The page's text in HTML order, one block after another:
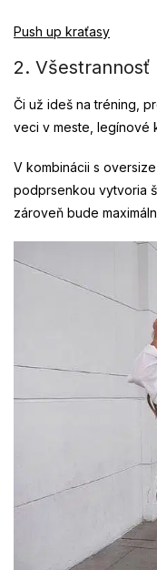
Push up kraťasy
2. Všestrannosť
Či už ideš na tréning,
veci v meste, legínové
V kombinácii s
podprsenkou vytvoria
zároveň bude